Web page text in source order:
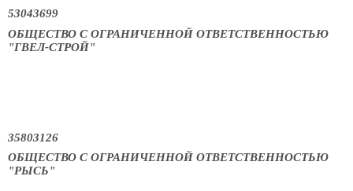
53043699
ОБЩЕСТВО С ОГРАНИЧЕННОЙ ОТВЕТСТВЕННОСТЬЮ
"ГВЕЛ-СТРОЙ"
35803126
ОБЩЕСТВО С ОГРАНИЧЕННОЙ ОТВЕТСТВЕННОСТЬЮ
"РЫСЬ"